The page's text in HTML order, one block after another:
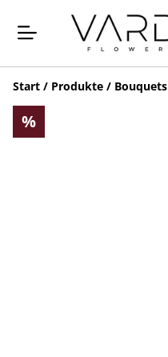
Start / Produkte / Bouquets
%